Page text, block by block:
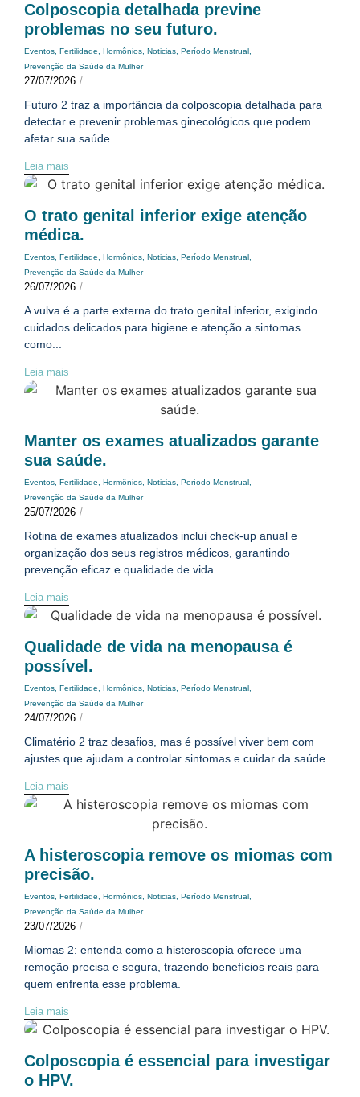
Colposcopia detalhada previne
problemas no seu futuro.
Eventos, Fertilidade, Hormônios, Noticias, Período Menstrual,
Prevenção da Saúde da Mulher
27/07/2026 /
Futuro 2 traz a importância da colposcopia detalhada para
detectar e prevenir problemas ginecológicos que podem
afetar sua saúde.
Leia mais
O trato genital inferior exige atenção
médica.
Eventos, Fertilidade, Hormônios, Noticias, Período Menstrual,
Prevenção da Saúde da Mulher
26/07/2026 /
A vulva é a parte externa do trato genital inferior, exigindo
cuidados delicados para higiene e atenção a sintomas
como...
Leia mais
Manter os exames atualizados garante
sua saúde.
Eventos, Fertilidade, Hormônios, Noticias, Período Menstrual,
Prevenção da Saúde da Mulher
25/07/2026 /
Rotina de exames atualizados inclui check-up anual e
organização dos seus registros médicos, garantindo
prevenção eficaz e qualidade de vida...
Leia mais
Qualidade de vida na menopausa é
possível.
Eventos, Fertilidade, Hormônios, Noticias, Período Menstrual,
Prevenção da Saúde da Mulher
24/07/2026 /
Climatério 2 traz desafios, mas é possível viver bem com
ajustes que ajudam a controlar sintomas e cuidar da saúde.
Leia mais
A histeroscopia remove os miomas com
precisão.
Eventos, Fertilidade, Hormônios, Noticias, Período Menstrual,
Prevenção da Saúde da Mulher
23/07/2026 /
Miomas 2: entenda como a histeroscopia oferece uma
remoção precisa e segura, trazendo benefícios reais para
quem enfrenta esse problema.
Leia mais
Colposcopia é essencial para investigar
o HPV.